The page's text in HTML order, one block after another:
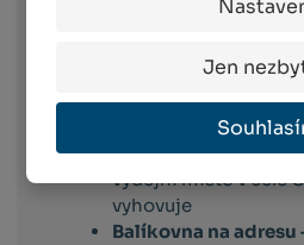
Jen
skladem
obdržíme. Doručování pak
Balíkovna –vyberete
výdejní místo v celé
vyhovuje
Balíkovna na adresu